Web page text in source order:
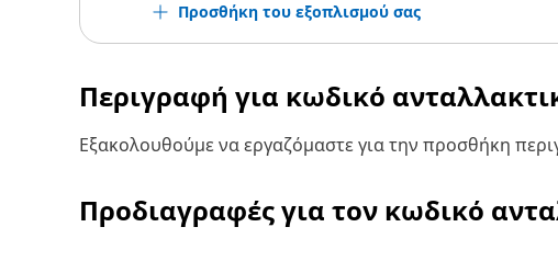
Προσθήκη του εξοπλισμού σας
Περιγραφή για κωδικό
Εξακολουθούμε να εργαζόμαστε για την προσθήκη
Προδιαγραφές για τον κωδικό